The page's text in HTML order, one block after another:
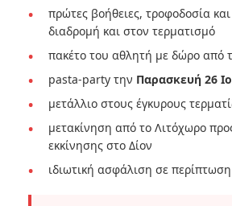
πρώτες βοήθειες, τροφοδοσία
διαδρομή και στον τερματισμό
πακέτο του αθλητή με δώρο από
pasta-party την Παρασκευή 26
μετάλλιο στους έγκυρους
μετακίνηση από το Λιτόχωρο
εκκίνησης στο Δίον
ιδιωτική ασφάλιση σε